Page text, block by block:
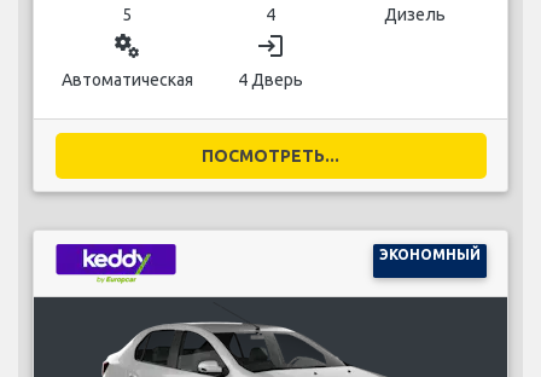
5 4 Дизель
miscellaneous_services
Автоматическая
login
4 Дверь
ПОСМОТРЕТЬ...
ЭКОНОМНЫЙ